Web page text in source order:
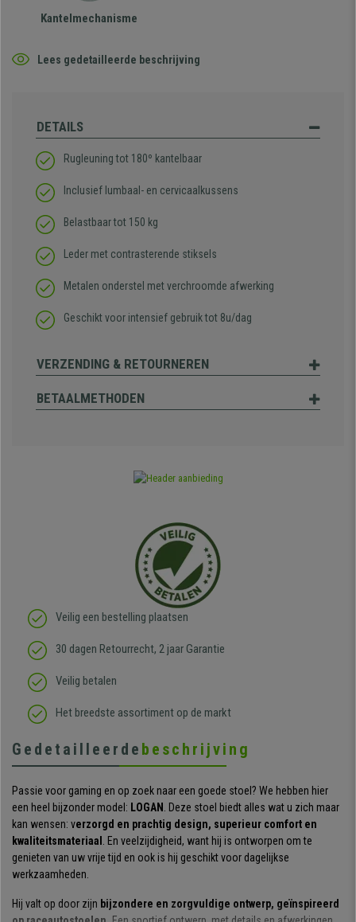
Kantelmechanisme
Lees gedetailleerde beschrijving
DETAILS
Rugleuning tot 180º kantelbaar
Inclusief lumbaal- en cervicaalkussens
Belastbaar tot 150 kg
Leder met contrasterende stiksels
Metalen onderstel met verchroomde afwerking
Geschikt voor intensief gebruik tot 8u/dag
VERZENDING & RETOURNEREN
BETAALMETHODEN
Veilig een bestelling plaatsen
30 dagen Retourrecht, 2 jaar Garantie
Veilig betalen
Het breedste assortiment op de markt
Gedetailleerde beschrijving
Passie voor gaming en op zoek naar een goede stoel? We hebben hier
een heel bijzonder model: LOGAN . Deze stoel biedt alles wat u zich maar
kan wensen: verzorgd en prachtig design, superieur comfort en
kwaliteitsmateriaal . En veelzijdigheid, want hij is ontworpen om te
genieten van uw vrije tijd en ook is hij geschikt voor dagelijkse
werkzaamheden.
Hij valt op door zijn bijzondere en zorgvuldige ontwerp, geïnspireerd